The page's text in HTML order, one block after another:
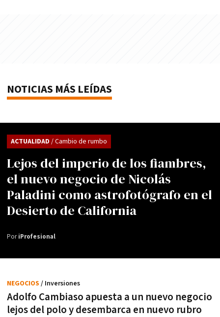
NOTICIAS MÁS LEÍDAS
Lejos del imperio de los fiambres,
el nuevo negocio de Nicolás
Paladini como astrofotógrafo en el
Desierto de California
ACTUALIDAD / Cambio de rumbo
PoriProfesional
Adolfo Cambiaso apuesta a un nuevo negocio
lejos del polo y desembarca en nuevo rubro
NEGOCIOS / Inversiones